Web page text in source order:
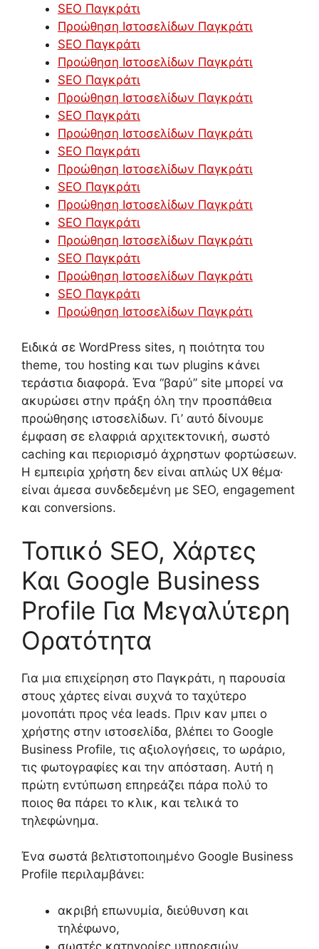
SEO Παγκράτι
Προώθηση Ιστοσελίδων Παγκράτι
SEO Παγκράτι
Προώθηση Ιστοσελίδων Παγκράτι
SEO Παγκράτι
Προώθηση Ιστοσελίδων Παγκράτι
SEO Παγκράτι
Προώθηση Ιστοσελίδων Παγκράτι
SEO Παγκράτι
Προώθηση Ιστοσελίδων Παγκράτι
SEO Παγκράτι
Προώθηση Ιστοσελίδων Παγκράτι
SEO Παγκράτι
Προώθηση Ιστοσελίδων Παγκράτι
SEO Παγκράτι
Προώθηση Ιστοσελίδων Παγκράτι
SEO Παγκράτι
Προώθηση Ιστοσελίδων Παγκράτι
Ειδικά σε WordPress sites, η ποιότητα του
theme, του hosting και των plugins κάνει
τεράστια διαφορά. Ένα “βαρύ” site μπορεί να
ακυρώσει στην πράξη όλη την προσπάθεια
προώθησης ιστοσελίδων. Γι’ αυτό δίνουμε
έμφαση σε ελαφριά αρχιτεκτονική, σωστό
caching και περιορισμό άχρηστων φορτώσεων.
Η εμπειρία χρήστη δεν είναι απλώς UX θέμα·
είναι άμεσα συνδεδεμένη με SEO, engagement
και conversions.
Τοπικό SEO, Χάρτες
Και Google Business
Profile Για Μεγαλύτερη
Ορατότητα
Για μια επιχείρηση στο Παγκράτι, η παρουσία
στους χάρτες είναι συχνά το ταχύτερο
μονοπάτι προς νέα leads. Πριν καν μπει ο
χρήστης στην ιστοσελίδα, βλέπει το Google
Business Profile, τις αξιολογήσεις, το ωράριο,
τις φωτογραφίες και την απόσταση. Αυτή η
πρώτη εντύπωση επηρεάζει πάρα πολύ το
ποιος θα πάρει το κλικ, και τελικά το
τηλεφώνημα.
Ένα σωστά βελτιστοποιημένο Google Business
Profile περιλαμβάνει:
ακριβή επωνυμία, διεύθυνση και
τηλέφωνο,
σωστές κατηγορίες υπηρεσιών,